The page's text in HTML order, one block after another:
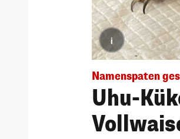
i
Namenspaten
Uhu-